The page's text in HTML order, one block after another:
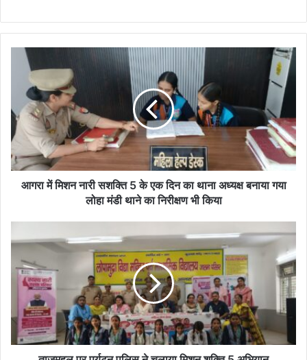
आगरा
सशक्ति
के
एक
दिन
गया
मंडी
थाने
निरीक्षण
किया
आगरा में मिशन नारी सशक्ति 5 के एक दिन का थाना अध्यक्ष बनाया गया
लोहा मंडी थाने का निरीक्षण भी किया
पर
पुलिस
चलाया
मिशन
शक्ति
5